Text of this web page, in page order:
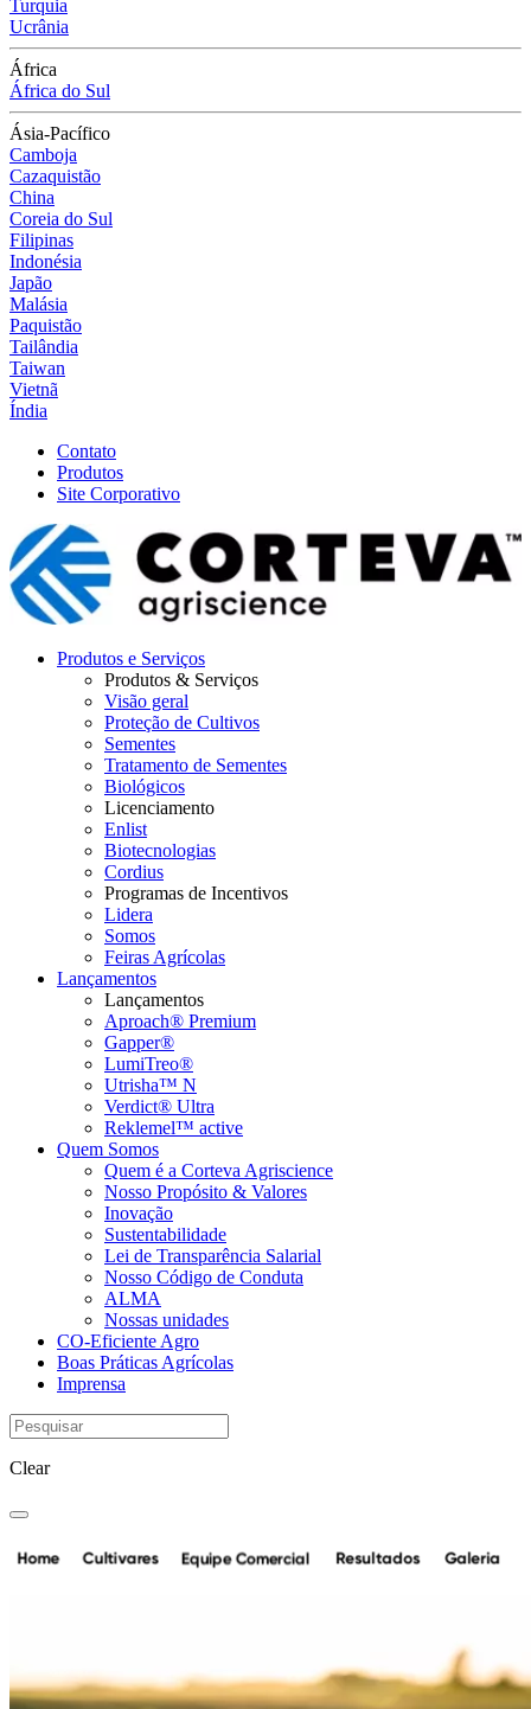
Turquia
Ucrânia
África
África do Sul
Ásia-Pacífico
Camboja
Cazaquistão
China
Coreia do Sul
Filipinas
Indonésia
Japão
Malásia
Paquistão
Tailândia
Taiwan
Vietnã
Índia
Contato
Produtos
Site Corporativo
Produtos e Serviços
Produtos & Serviços
Visão geral
Proteção de Cultivos
Sementes
Tratamento de Sementes
Biológicos
Licenciamento
Enlist
Biotecnologias
Cordius
Programas de Incentivos
Lidera
Somos
Feiras Agrícolas
Lançamentos
Lançamentos
Aproach® Premium
Gapper®
LumiTreo®
Utrisha™ N
Verdict® Ultra
Reklemel™ active
Quem Somos
Quem é a Corteva Agriscience
Nosso Propósito & Valores
Inovação
Sustentabilidade
Lei de Transparência Salarial
Nosso Código de Conduta
ALMA
Nossas unidades
CO-Eficiente Agro
Boas Práticas Agrícolas
Imprensa
Clear